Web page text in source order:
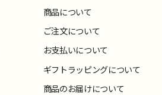
商品について
ご注文について
お支払いについて
ギフトラッピングについて
商品のお届けについて